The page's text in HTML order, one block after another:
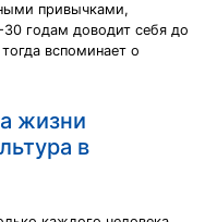
привычками,
годам доводит себя до
вспоминает о
жизни
в